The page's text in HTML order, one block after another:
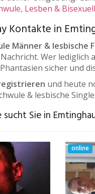
Lesben &
Kontakte in
Männer & lesbische
Wer lediglich
sicher und
und heute
& lesbische
sucht Sie in
online